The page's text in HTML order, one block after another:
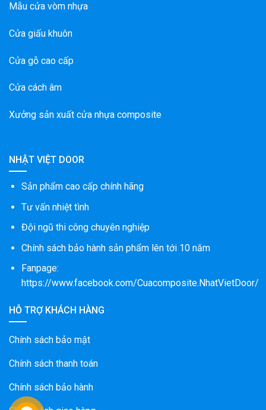
Mẫu cửa vòm nhựa
Cửa giấu khuôn
Cửa gỗ cao cấp
Cửa cách âm
Xưởng sản xuất cửa nhựa composite
NHẬT VIỆT DOOR
Sản phẩm cao cấp chính hãng
Tư vấn nhiệt tình
Đội ngũ thi công chuyên nghiệp
Chính sách bảo hành sản phẩm lên tới 10 năm
Fanpage:
https://www.facebook.com/Cuacomposite.NhatVietDoor/
HỖ TRỢ KHÁCH HÀNG
Chính sách bảo mật
Chính sách thanh toán
Chính sách bảo hành